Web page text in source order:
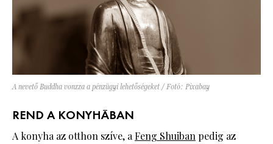
A nevető Buddha vonzza a pénzügyi lehetőségeket / Fotó: Pixabay
REND A KONYHÁBAN
A konyha az otthon szíve, a Feng Shuiban pedig az